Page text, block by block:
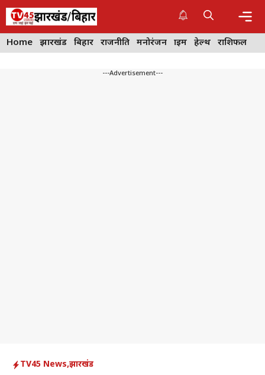
Skip
content
Home झारखंड बिहार राजनीति मनोरंजन क्राइम हेल्थ राशिफल
---Advertisement---
TV45 News,झारखंड